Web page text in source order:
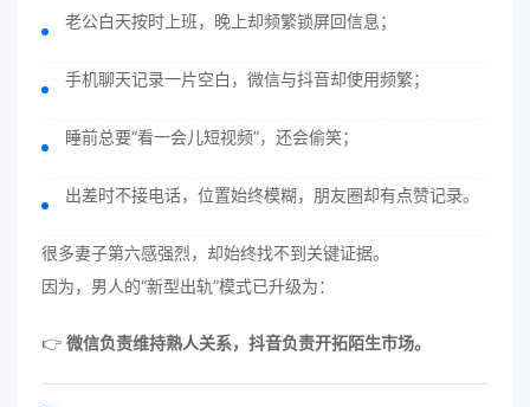
老公白天按时上班，晚上却频繁锁屏回信息；
手机聊天记录一片空白，微信与抖音却使用频繁；
睡前总要“看一会儿短视频”，还会偷笑；
出差时不接电话，位置始终模糊，朋友圈却有点赞记录。
很多妻子第六感强烈，却始终找不到关键证据。
因为，男人的“新型出轨”模式已升级为：
👉 微信负责维持熟人关系，抖音负责开拓陌生市场。